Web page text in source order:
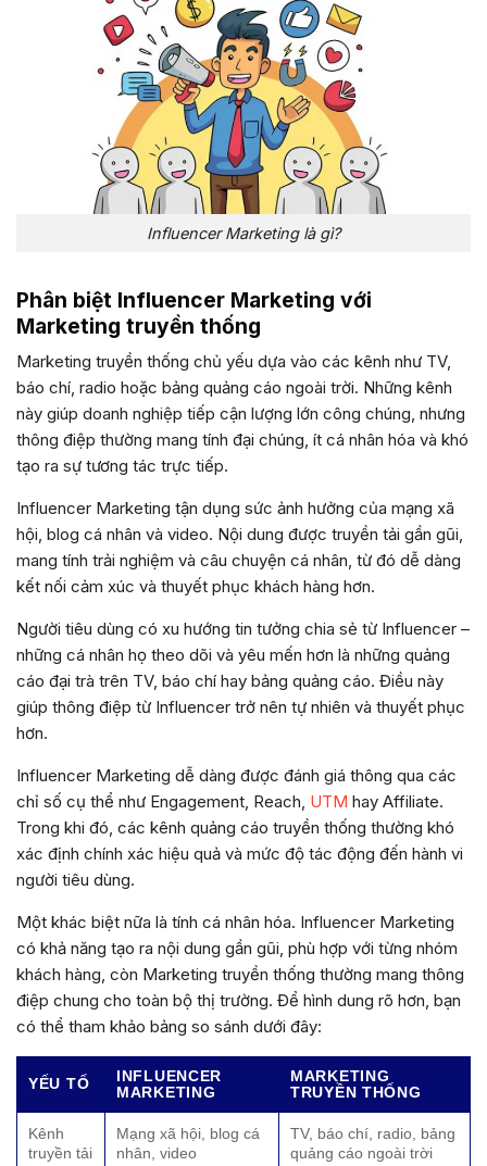
Influencer Marketing là gì?
Phân biệt Influencer Marketing với
Marketing truyền thống
Marketing truyền thống chủ yếu dựa vào các kênh như TV,
báo chí, radio hoặc bảng quảng cáo ngoài trời. Những kênh
này giúp doanh nghiệp tiếp cận lượng lớn công chúng, nhưng
thông điệp thường mang tính đại chúng, ít cá nhân hóa và khó
tạo ra sự tương tác trực tiếp.
Influencer Marketing tận dụng sức ảnh hưởng của mạng xã
hội, blog cá nhân và video. Nội dung được truyền tải gần gũi,
mang tính trải nghiệm và câu chuyện cá nhân, từ đó dễ dàng
kết nối cảm xúc và thuyết phục khách hàng hơn.
Người tiêu dùng có xu hướng tin tưởng chia sẻ từ Influencer –
những cá nhân họ theo dõi và yêu mến hơn là những quảng
cáo đại trà trên TV, báo chí hay bảng quảng cáo. Điều này
giúp thông điệp từ Influencer trở nên tự nhiên và thuyết phục
hơn.
Influencer Marketing dễ dàng được đánh giá thông qua các
chỉ số cụ thể như Engagement, Reach, UTM hay Affiliate.
Trong khi đó, các kênh quảng cáo truyền thống thường khó
xác định chính xác hiệu quả và mức độ tác động đến hành vi
người tiêu dùng.
Một khác biệt nữa là tính cá nhân hóa. Influencer Marketing
có khả năng tạo ra nội dung gần gũi, phù hợp với từng nhóm
khách hàng, còn Marketing truyền thống thường mang thông
điệp chung cho toàn bộ thị trường. Để hình dung rõ hơn, bạn
có thể tham khảo bảng so sánh dưới đây:
YẾU TỐ
INFLUENCER
MARKETING
MARKETING
TRUYỀN THỐNG
Kênh
truyền tải
Mạng xã hội, blog cá
nhân, video
TV, báo chí, radio, bảng
quảng cáo ngoài trời